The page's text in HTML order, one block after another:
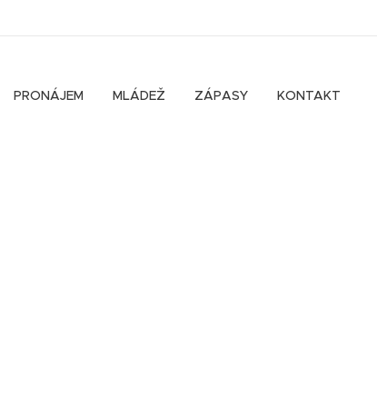
PRONÁJEM MLÁDEŽ ZÁPASY KONTAKT